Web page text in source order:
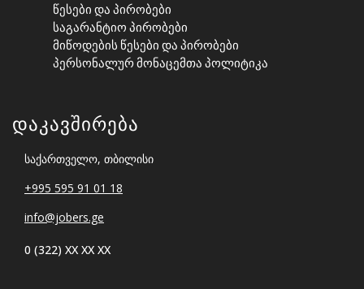
Წესები Და Პირობები
Საგარანტიო Პირობები
Მიწოდების Წესები Და Პირობები
Პერსონალურ Მონაცემთა Პოლიტიკა
Დაკავშირება
საქართველო, თბილისი
+995 595 91 01 18
info@jobers.ge
0 (322) XX XX XX